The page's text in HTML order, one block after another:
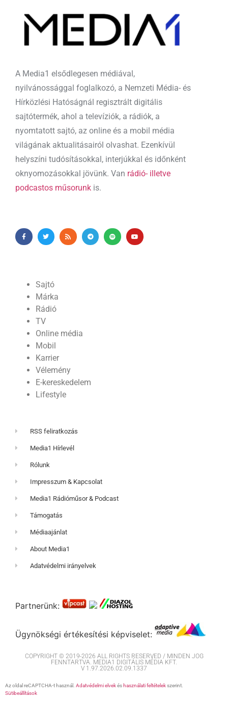
A Media1 elsődlegesen médiával,
nyilvánossággal foglalkozó, a Nemzeti Média- és
Hírközlési Hatóságnál regisztrált digitális
sajtótermék, ahol a televíziók, a rádiók, a
nyomtatott sajtó, az online és a mobil média
világának aktualitásairól olvashat. Ezenkívül
helyszíni tudósításokkal, interjúkkal és időnként
oknyomozásokkal jövünk. Van rádió- illetve
podcastos műsorunk is.
Sajtó
Márka
Rádió
TV
Online média
Mobil
Karrier
Vélemény
E-kereskedelem
Lifestyle
RSS feliratkozás
Media1 Hírlevél
Rólunk
Impresszum & Kapcsolat
Media1 Rádióműsor & Podcast
Támogatás
Médiaajánlat
About Media1
Adatvédelmi irányelvek
Partnerünk:
Ügynökségi értékesítési képviselet:
COPYRIGHT © 2019-2026 ALL RIGHTS RESERVED / MINDEN JOG
FENNTARTVA. MEDIA1 DIGITÁLIS MÉDIA KFT.
V 1.97.2026.02.09.1337
Az oldal reCAPTCHA-t használ. Adatvédelmi elvekés használati feltételekszerint.
Sütibeállítások